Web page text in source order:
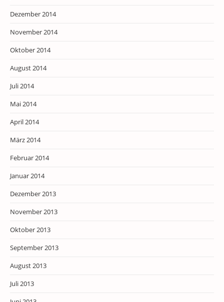
Dezember 2014
November 2014
Oktober 2014
August 2014
Juli 2014
Mai 2014
April 2014
März 2014
Februar 2014
Januar 2014
Dezember 2013
November 2013
Oktober 2013
September 2013
August 2013
Juli 2013